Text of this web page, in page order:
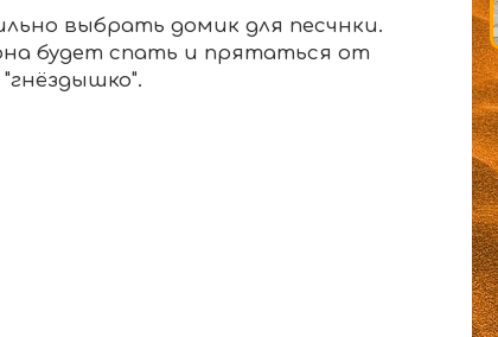
выбрать домик для песчнки.
будет спать и прятаться от